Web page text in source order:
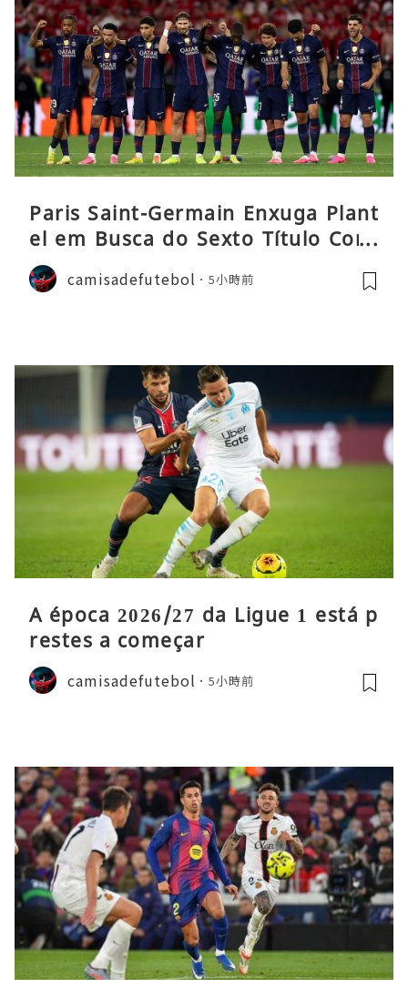
Paris Saint-Germain Enxuga Plant
el em Busca do Sexto Título Cons
ecutivo da Liga
camisadefutebol 5小時前
A época 2026/27 da Ligue 1 está p
restes a começar
camisadefutebol 5小時前